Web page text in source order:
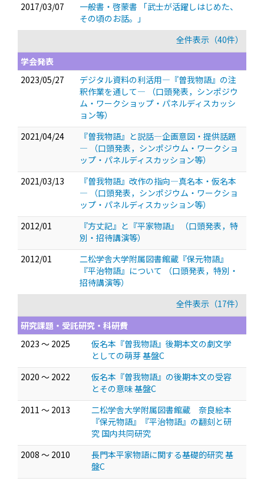
2017/03/07
一般書・啓蒙書 「武士が活躍しはじめた、
その頃のお話。」
全件表示（40件）
学会発表
2023/05/27
デジタル資料の利活用―『曽我物語』の注
釈作業を通して―
（口頭発表，シンポジウ
ム・ワークショップ・パネルディスカッシ
ョン等）
2021/04/24
『曽我物語』と説話―企画意図・提供話題
―
（口頭発表，シンポジウム・ワークショ
ップ・パネルディスカッション等）
2021/03/13
『曽我物語』改作の指向―真名本・仮名本
―
（口頭発表，シンポジウム・ワークショ
ップ・パネルディスカッション等）
2012/01
『方丈記』と『平家物語』
（口頭発表，特
別・招待講演等）
2012/01
二松学舎大学附属図書館蔵『保元物語』
『平治物語』について
（口頭発表，特別・
招待講演等）
全件表示（17件）
研究課題・受託研究・科研費
2023 ～ 2025
仮名本『曽我物語』後期本文の劇文学
としての萌芽 基盤C
2020 ～ 2022
仮名本『曽我物語』の後期本文の受容
とその意味 基盤C
2011 ～ 2013
二松学舎大学附属図書館蔵 奈良絵本
『保元物語』『平治物語』の翻刻と研
究 国内共同研究
2008 ～ 2010
長門本平家物語に関する基礎的研究 基
盤C